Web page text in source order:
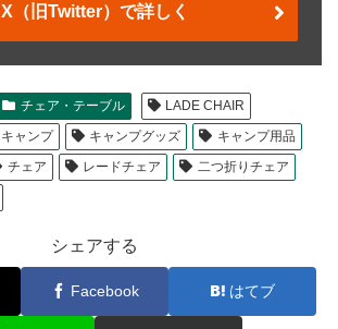
X（旧Twitter）で詳しく
チェア・テーブル
LADE CHAIR
キャンプ キャンプグッズ
キャンプ用品
チェア レードチェア
二つ折りチェア
シェアする
Facebook はてブ